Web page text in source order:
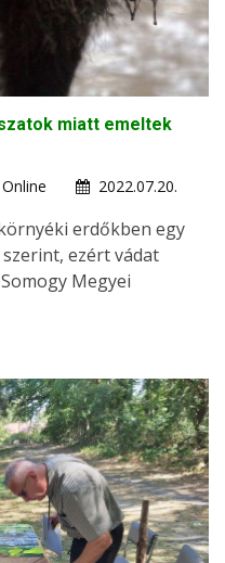
miatt emeltek
2022.07.20.
erdőkben egy
ezért vádat
Megyei